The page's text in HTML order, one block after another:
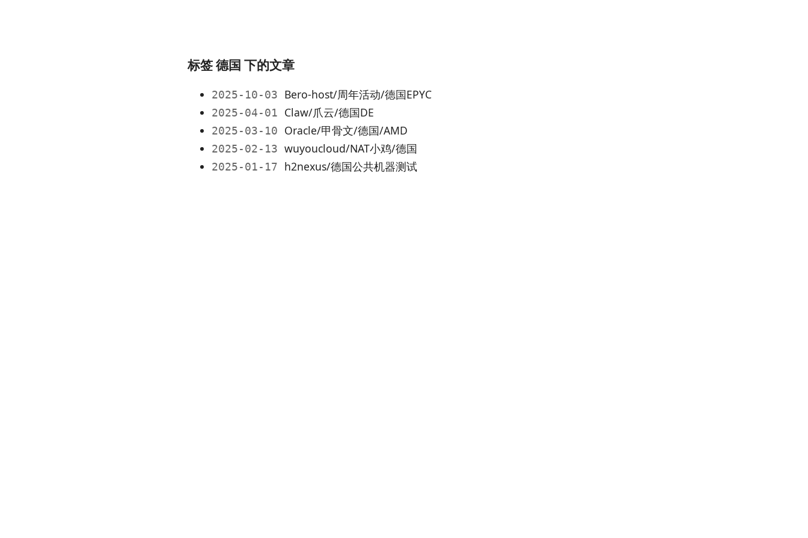
标签 德国 下的文章
2025-10-03 Bero-host/周年活动/德国EPYC
2025-04-01 Claw/爪云/德国DE
2025-03-10 Oracle/甲骨文/德国/AMD
2025-02-13 wuyoucloud/NAT小鸡/德国
2025-01-17 h2nexus/德国公共机器测试